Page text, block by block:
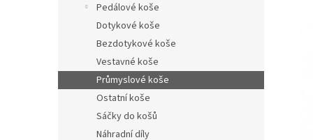
e
l
Pedálové koše
Dotykové koše
Bezdotykové koše
Vestavné koše
Průmyslové koše
Ostatní koše
Sáčky do košů
Náhradní díly